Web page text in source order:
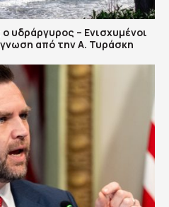
υδράργυρος – Ενισχυμένοι
από την Α. Τυράσκη